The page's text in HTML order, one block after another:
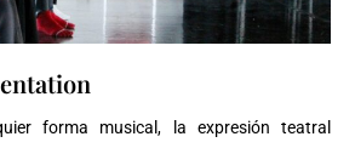
forma musical, la expresión teatral